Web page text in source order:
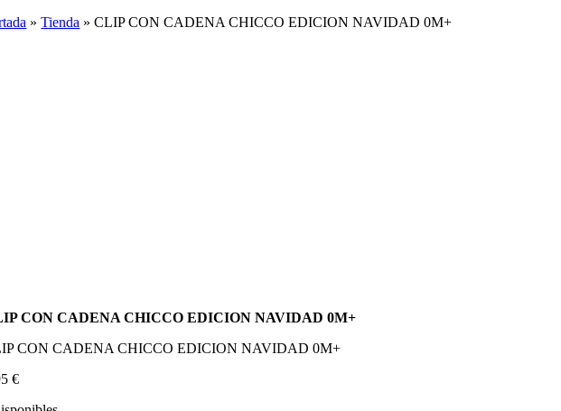
»Tienda »CLIP CON CADENA CHICCO EDICION NAVIDAD 0M+
CON CADENA CHICCO EDICION NAVIDAD 0M+
CON CADENA CHICCO EDICION NAVIDAD 0M+
€